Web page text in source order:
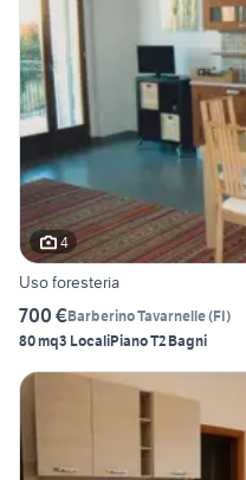
4
Uso foresteria
700 €Barberino Tavarnelle(FI)
80 mq3 LocaliPiano T2 Bagni